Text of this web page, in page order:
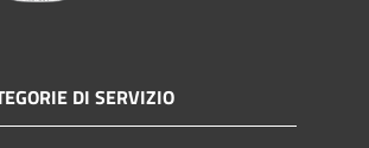
DI SERVIZIO